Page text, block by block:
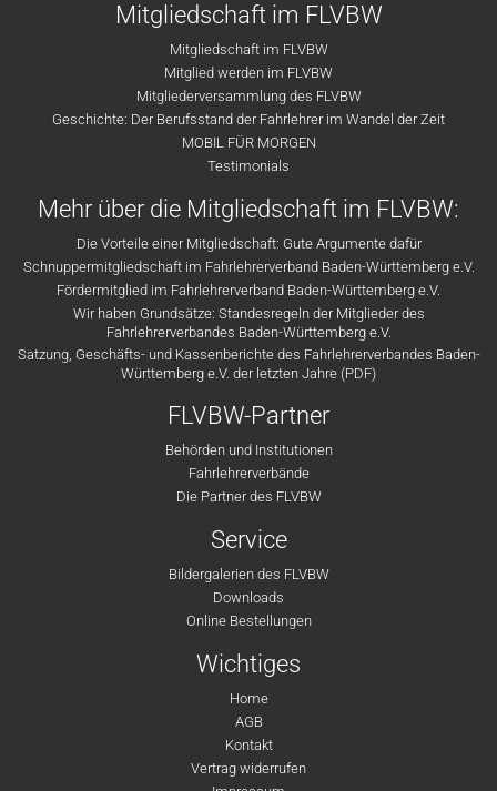
Mitgliedschaft im FLVBW
Mitgliedschaft im FLVBW
Mitglied werden im FLVBW
Mitgliederversammlung des FLVBW
Geschichte: Der Berufsstand der Fahrlehrer im Wandel der Zeit
MOBIL FÜR MORGEN
Testimonials
Mehr über die Mitgliedschaft im FLVBW:
Die Vorteile einer Mitgliedschaft: Gute Argumente dafür
Schnuppermitgliedschaft im Fahrlehrerverband Baden-Württemberg e.V.
Fördermitglied im Fahrlehrerverband Baden-Württemberg e.V.
Wir haben Grundsätze: Standesregeln der Mitglieder des
Fahrlehrerverbandes Baden-Württemberg e.V.
Satzung, Geschäfts- und Kassenberichte des Fahrlehrerverbandes Baden-
Württemberg e.V. der letzten Jahre (PDF)
FLVBW-Partner
Behörden und Institutionen
Fahrlehrerverbände
Die Partner des FLVBW
Service
Bildergalerien des FLVBW
Downloads
Online Bestellungen
Wichtiges
Home
AGB
Kontakt
Vertrag widerrufen